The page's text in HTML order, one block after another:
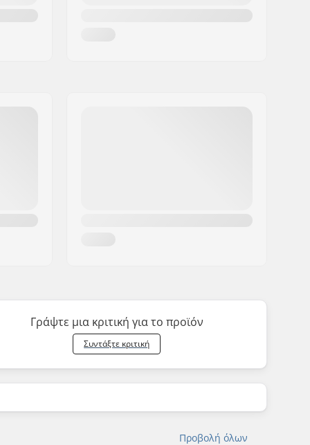
Γράψτε μια κριτική για το προϊόν
Συντάξτε κριτική
Προβολή όλων